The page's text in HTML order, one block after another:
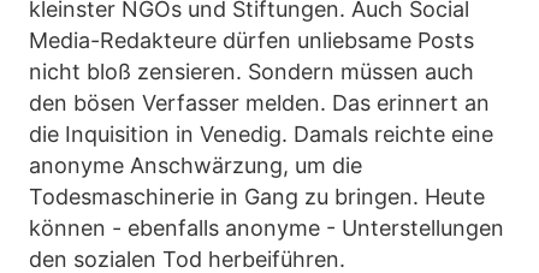
kleinster NGOs und Stiftungen. Auch Social
Media-Redakteure dürfen unliebsame Posts
nicht bloß zensieren. Sondern müssen auch
den bösen Verfasser melden. Das erinnert an
die Inquisition in Venedig. Damals reichte eine
anonyme Anschwärzung, um die
Todesmaschinerie in Gang zu bringen. Heute
können - ebenfalls anonyme - Unterstellungen
den sozialen Tod herbeiführen.